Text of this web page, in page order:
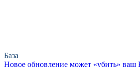
База
Новое обновление может «убить» ваш